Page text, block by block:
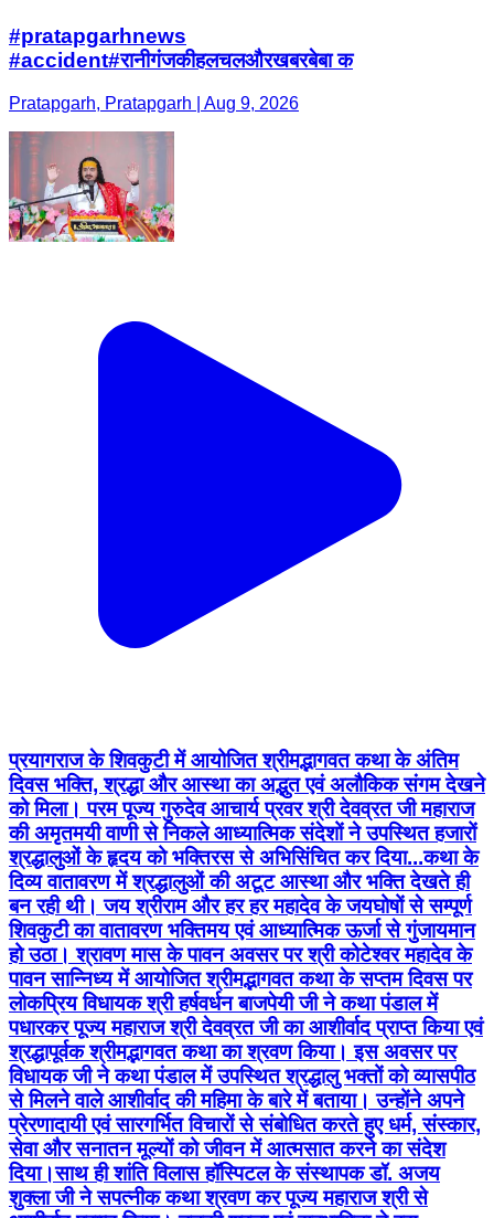
#pratapgarhnews
#accident#रानीगंजकीहलचलऔरखबरबेबा क
Pratapgarh, Pratapgarh | Aug 9, 2026
प्रयागराज के शिवकुटी में आयोजित श्रीमद्भागवत कथा के अंतिम
दिवस भक्ति, श्रद्धा और आस्था का अद्भुत एवं अलौकिक संगम देखने
को मिला। परम पूज्य गुरुदेव आचार्य प्रवर श्री देवव्रत जी महाराज
की अमृतमयी वाणी से निकले आध्यात्मिक संदेशों ने उपस्थित हजारों
श्रद्धालुओं के हृदय को भक्तिरस से अभिसिंचित कर दिया...कथा के
दिव्य वातावरण में श्रद्धालुओं की अटूट आस्था और भक्ति देखते ही
बन रही थी। जय श्रीराम और हर हर महादेव के जयघोषों से सम्पूर्ण
शिवकुटी का वातावरण भक्तिमय एवं आध्यात्मिक ऊर्जा से गुंजायमान
हो उठा। श्रावण मास के पावन अवसर पर श्री कोटेश्वर महादेव के
पावन सान्निध्य में आयोजित श्रीमद्भागवत कथा के सप्तम दिवस पर
लोकप्रिय विधायक श्री हर्षवर्धन बाजपेयी जी ने कथा पंडाल में
पधारकर पूज्य महाराज श्री देवव्रत जी का आशीर्वाद प्राप्त किया एवं
श्रद्धापूर्वक श्रीमद्भागवत कथा का श्रवण किया। इस अवसर पर
विधायक जी ने कथा पंडाल में उपस्थित श्रद्धालु भक्तों को व्यासपीठ
से मिलने वाले आशीर्वाद की महिमा के बारे में बताया। उन्होंने अपने
प्रेरणादायी एवं सारगर्भित विचारों से संबोधित करते हुए धर्म, संस्कार,
सेवा और सनातन मूल्यों को जीवन में आत्मसात करने का संदेश
दिया।साथ ही शांति विलास हॉस्पिटल के संस्थापक डॉ. अजय
शुक्ला जी ने सपत्नीक कथा श्रवण कर पूज्य महाराज श्री से